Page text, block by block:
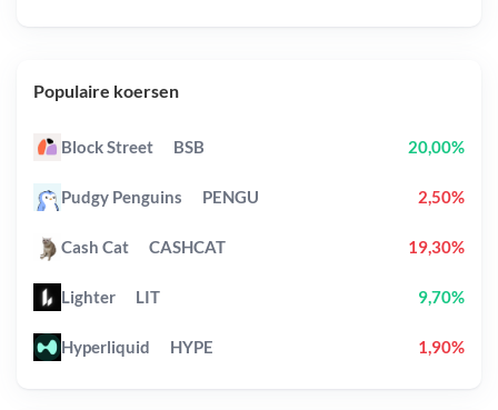
Populaire koersen
Block Street BSB 20,00%
Pudgy Penguins PENGU 2,50%
Cash Cat CASHCAT 19,30%
Lighter LIT 9,70%
Hyperliquid HYPE 1,90%